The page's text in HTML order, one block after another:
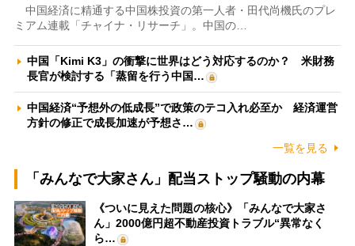
中国経済に精通する中国株投資の第一人者・田代尚機氏のプレ
ミアム連載「チャイナ・リサーチ」。中国の…
中国「Kimi K3」の衝撃に世界はどう対応するのか？ 米財務
長官が検討する「蒸留を行う中国…
中国経済“予想外の低成長”で政策のテコ入れ必至か 経済運営
方針の修正で成長加速が予想さ…
一覧を見る
「みんなで大家さん」配当ストップ騒動の内幕
《ついに見えた問題の核心》「みんなで大家さ
ん」2000億円超不動産投資トラブル“異常なく
ら…